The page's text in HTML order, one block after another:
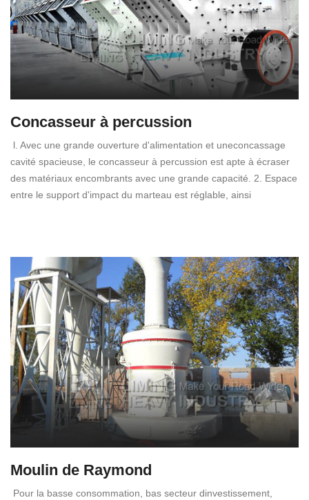
Concasseur à percussion
l. Avec une grande ouverture d'alimentation et uneconcassage
cavité spacieuse, le concasseur à percussion est apte à écraser
des matériaux encombrants avec une grande capacité. 2. Espace
entre le support d'impact du marteau est réglable, ainsi
Moulin de Raymond
Pour la basse consommation, bas secteur dinvestissement,